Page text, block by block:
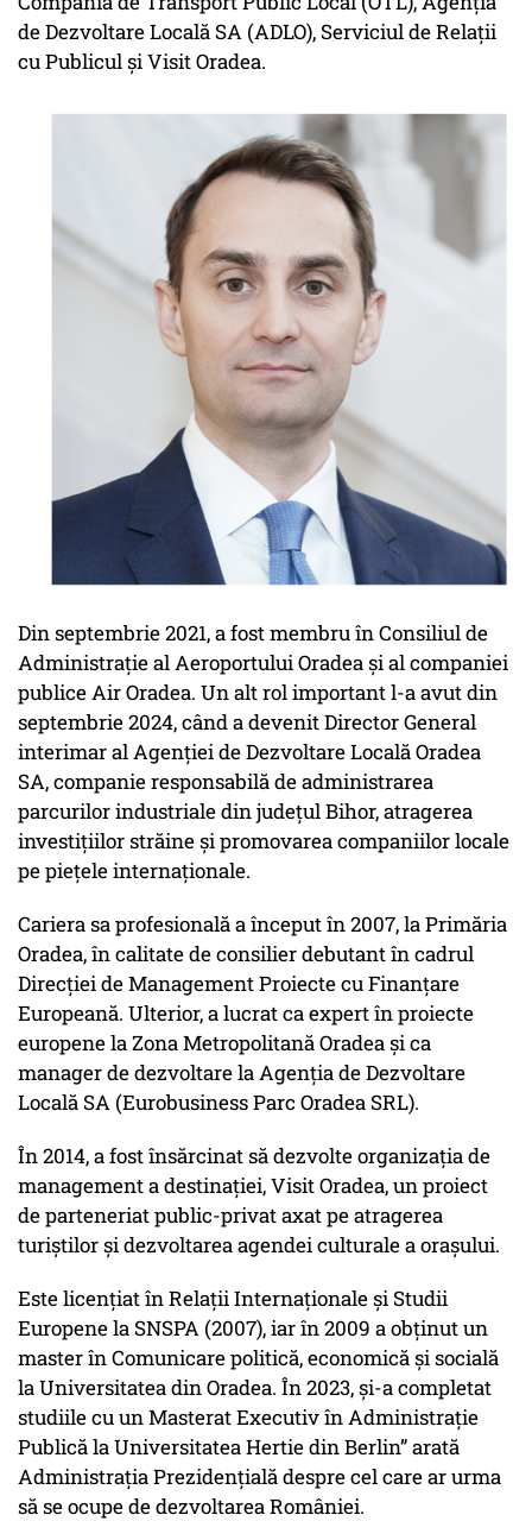
de Dezvoltare Locală SA (ADLO), Serviciul de Relații
cu Publicul și Visit Oradea.
Din septembrie 2021, a fost membru în Consiliul de
Administrație al Aeroportului Oradea și al companiei
publice Air Oradea. Un alt rol important l-a avut din
septembrie 2024, când a devenit Director General
interimar al Agenției de Dezvoltare Locală Oradea
SA, companie responsabilă de administrarea
parcurilor industriale din județul Bihor, atragerea
investițiilor străine și promovarea companiilor locale
pe piețele internaționale.
Cariera sa profesională a început în 2007, la Primăria
Oradea, în calitate de consilier debutant în cadrul
Direcției de Management Proiecte cu Finanțare
Europeană. Ulterior, a lucrat ca expert în proiecte
europene la Zona Metropolitană Oradea și ca
manager de dezvoltare la Agenția de Dezvoltare
Locală SA (Eurobusiness Parc Oradea SRL).
În 2014, a fost însărcinat să dezvolte organizația de
management a destinației, Visit Oradea, un proiect
de parteneriat public-privat axat pe atragerea
turiștilor și dezvoltarea agendei culturale a orașului.
Este licențiat în Relații Internaționale și Studii
Europene la SNSPA (2007), iar în 2009 a obținut un
master în Comunicare politică, economică și socială
la Universitatea din Oradea. În 2023, și-a completat
studiile cu un Masterat Executiv în Administrație
Publică la Universitatea Hertie din Berlin” arată
Administrația Prezidențială despre cel care ar urma
să se ocupe de dezvoltarea României.